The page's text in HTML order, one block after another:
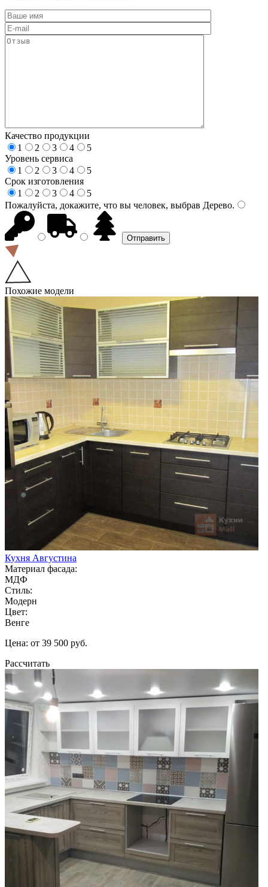
Качество продукции
1
2 3 4
5
Уровень сервиса
1
2 3 4
5
Срок изготовления
1
2 3 4
5
Пожалуйста, докажите, что вы человек, выбрав Дерево.
Похожие модели
Кухня Августина
Материал фасада:
МДФ
Стиль:
Модерн
Цвет:
Венге
Цена: от 39 500 руб.
Рассчитать